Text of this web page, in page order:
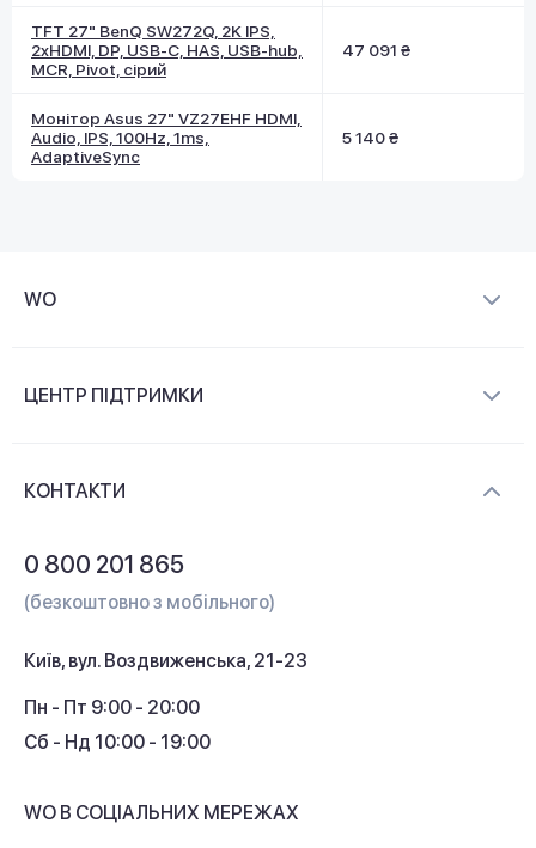
TFT 27" BenQ SW272Q, 2K IPS,
2хHDMI, DP, USB-C, HAS, USB-hub,
MCR, Pivot, сірий
47 091 ₴
Монітор Asus 27" VZ27EHF HDMI,
Audio, IPS, 100Hz, 1ms,
AdaptiveSync
5 140 ₴
WO
Контакти
ЦЕНТР ПІДТРИМКИ
Кешбек
КОНТАКТИ
0 800 201 865
(безкоштовно з мобільного)
Київ, вул. Воздвиженська, 21-23
Пн - Пт 9:00 - 20:00
Сб - Нд 10:00 - 19:00
WO В СОЦІАЛЬНИХ МЕРЕЖАХ